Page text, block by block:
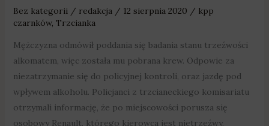
Bez kategorii/ redakcja / 12 sierpnia 2020 / kpp
czarnków, Trzcianka
Mężczyzna odmówił poddania się badania stanu trzeźwości
alkomatem, więc została mu pobrana krew. Odpowie za
niezatrzymanie się do policyjnej kontroli, oraz jazdę pod
wpływem alkoholu. Policjanci z trzcianeckiego komisariatu
otrzymali informację, że po miejscowości porusza się
osobowy Renault, którego kierowca jest nietrzeźwy.